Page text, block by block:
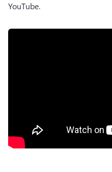
YouTube.